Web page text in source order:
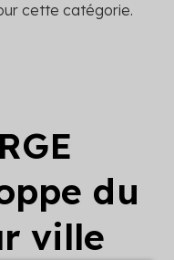
cette catégorie.
du
ville